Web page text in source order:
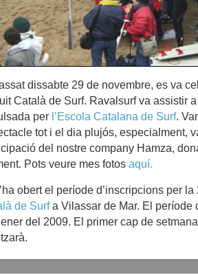
dissabte 29 de novembre, es va
Català de Surf. Ravalsurf va assistir
per l’Escola Catalana de Surf.
tot i el dia plujós, especialment,
del nostre company Hamza,
Pots veure mes fotos aquí.
obert el període d’inscripcions per
de Surfa Vilassar de Mar. El període
del 2009. El primer cap de